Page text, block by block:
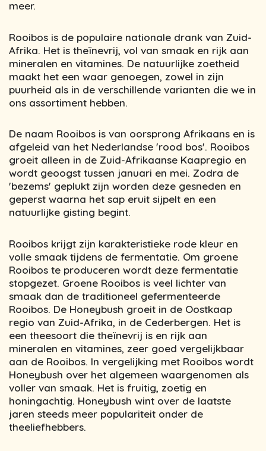
meer.
Rooibos is de populaire nationale drank van Zuid-
Afrika. Het is theïnevrij, vol van smaak en rijk aan
mineralen en vitamines. De natuurlijke zoetheid
maakt het een waar genoegen, zowel in zijn
puurheid als in de verschillende varianten die we in
ons assortiment hebben.
De naam Rooibos is van oorsprong Afrikaans en is
afgeleid van het Nederlandse 'rood bos'. Rooibos
groeit alleen in de Zuid-Afrikaanse Kaapregio en
wordt geoogst tussen januari en mei. Zodra de
'bezems' geplukt zijn worden deze gesneden en
geperst waarna het sap eruit sijpelt en een
natuurlijke gisting begint.
Rooibos krijgt zijn karakteristieke rode kleur en
volle smaak tijdens de fermentatie. Om groene
Rooibos te produceren wordt deze fermentatie
stopgezet. Groene Rooibos is veel lichter van
smaak dan de traditioneel gefermenteerde
Rooibos. De Honeybush groeit in de Oostkaap
regio van Zuid-Afrika, in de Cederbergen. Het is
een theesoort die theïnevrij is en rijk aan
mineralen en vitamines, zeer goed vergelijkbaar
aan de Rooibos. In vergelijking met Rooibos wordt
Honeybush over het algemeen waargenomen als
voller van smaak. Het is fruitig, zoetig en
honingachtig. Honeybush wint over de laatste
jaren steeds meer populariteit onder de
theeliefhebbers.